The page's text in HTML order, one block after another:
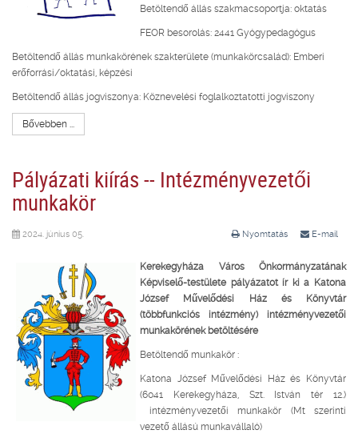
Betöltendő állás szakmacsoportja: oktatás
FEOR besorolás: 2441 Gyógypedagógus
Betöltendő állás munkakörének szakterülete (munkakörcsalád): Emberi
erőforrási/oktatási, képzési
Betöltendő állás jogviszonya: Köznevelési foglalkoztatotti jogviszony
Bővebben ...
Pályázati kiírás -- Intézményvezetői
munkakör
Nyomtatás E-mail
2024. június 05.
Kerekegyháza Város Önkormányzatának
Képviselő-testülete pályázatot ír ki a Katona
József Művelődési Ház és Könyvtár
(többfunkciós intézmény) intézményvezetői
munkakörének betöltésére
Betöltendő munkakör :
Katona József Művelődési Ház és Könyvtár
(6041 Kerekegyháza, Szt. István tér 12.)
intézményvezetői munkakör (Mt szerinti
vezető állású munkavállaló)